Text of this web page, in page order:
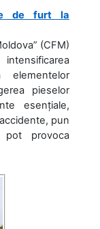
de furt la
(CFM)
pieselor
esențiale,
pun
provoca